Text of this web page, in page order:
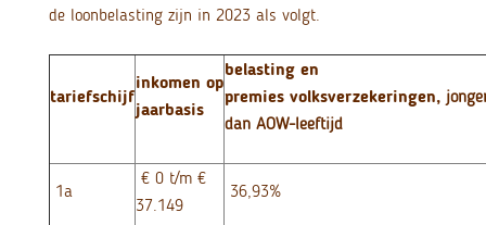
de loonbelasting zijn in 2023 als volgt.
tariefschijf
inkomen op
jaarbasis
belasting en
premies volksverzekeringen,
dan AOW-leeftijd
1a
€ 0 t/m €
37.149
36,93%